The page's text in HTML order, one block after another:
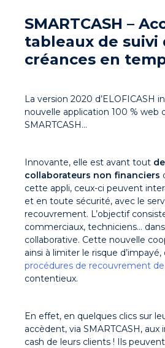
SMARTCASH –
tableaux de suivi
créances en
La version 2020 d’ELOFICASH
nouvelle application 100 % web
SMARTCASH…
Innovante, elle est avant tout
collaborateurs non financiers
cette appli, ceux-ci peuvent
et en toute sécurité, avec le
recouvrement. L’objectif
commerciaux, techniciens…
collaborative. Cette nouvelle
ainsi à limiter le risque
procédures de recouvrement
contentieux.
En effet, en quelques clics sur
accèdent, via SMARTCASH, aux
cash de leurs clients ! Ils